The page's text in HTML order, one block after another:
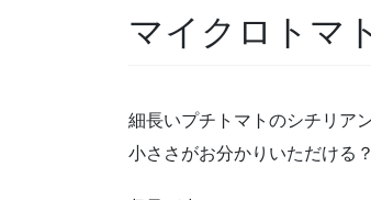
マイクロトマ
細長いプチトマトのシチリア
小ささがお分かりいただける？